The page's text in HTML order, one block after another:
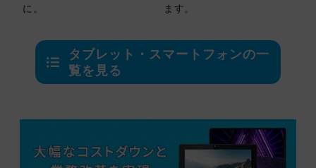
に。
ます。
タブレット・スマートフォンの一
覧を見る